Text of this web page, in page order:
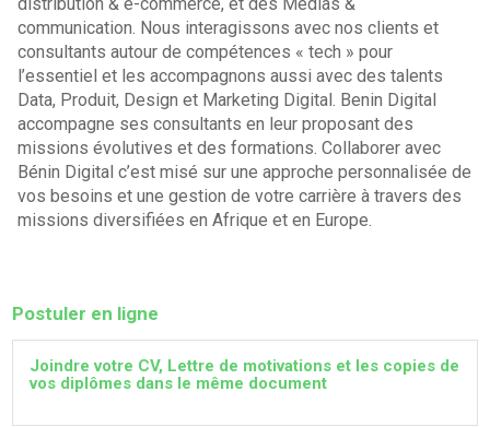
communication. Nous interagissons avec nos clients et
consultants autour de compétences « tech » pour
l’essentiel et les accompagnons aussi avec des talents
Data, Produit, Design et Marketing Digital. Benin Digital
accompagne ses consultants en leur proposant des
missions évolutives et des formations. Collaborer avec
Bénin Digital c’est misé sur une approche personnalisée de
vos besoins et une gestion de votre carrière à travers des
missions diversifiées en Afrique et en Europe.
Postuler en ligne
Joindre votre CV, Lettre de motivations et les copies de
vos diplômes dans le même document